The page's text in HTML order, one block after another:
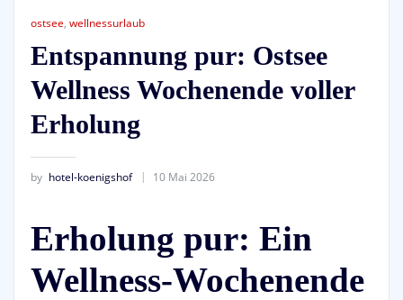
ostsee, wellnessurlaub
Entspannung pur: Ostsee
Wellness Wochenende voller
Erholung
by hotel-koenigshof 10 Mai 2026
Erholung pur: Ein
Wellness-Wochenende